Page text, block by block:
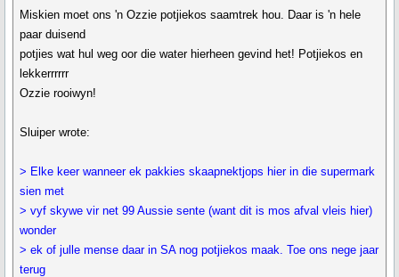
Miskien moet ons 'n Ozzie potjiekos saamtrek hou. Daar is 'n hele
paar duisend
potjies wat hul weg oor die water hierheen gevind het! Potjiekos en
lekkerrrrrr
Ozzie rooiwyn!
Sluiper wrote:
> Elke keer wanneer ek pakkies skaapnektjops hier in die supermark
sien met
> vyf skywe vir net 99 Aussie sente (want dit is mos afval vleis hier)
wonder
> ek of julle mense daar in SA nog potjiekos maak. Toe ons nege jaar
terug